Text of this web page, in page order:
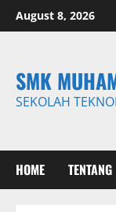
Skip
to
August 8, 2026
SMK
SEKOLAH
HOME TENTANG